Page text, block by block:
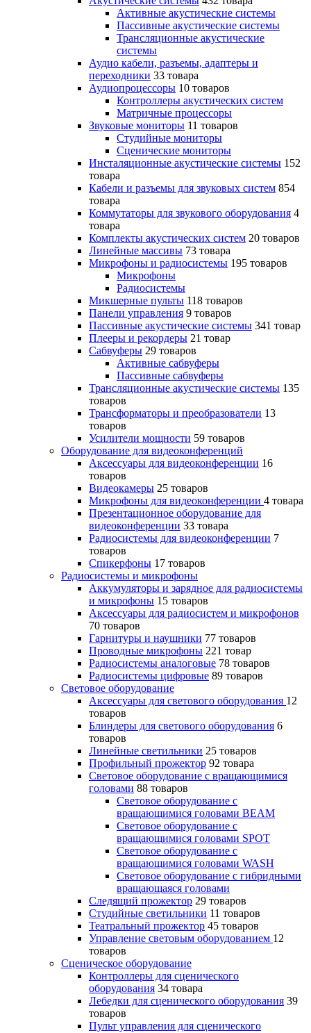
Активные акустические системы
Пассивные акустические системы
Трансляционные акустические
системы
Аудио кабели, разъемы, адаптеры и
переходники 33 товара
Аудиопроцессоры 10 товаров
Контроллеры акустических систем
Матричные процессоры
Звуковые мониторы 11 товаров
Студийные мониторы
Сценические мониторы
Инсталяционные акустические системы 152
товара
Кабели и разъемы для звуковых систем 854
товара
Коммутаторы для звукового оборудования 4
товара
Комплекты акустических систем 20 товаров
Линейные массивы 73 товара
Микрофоны и радиосистемы 195 товаров
Микрофоны
Радиосистемы
Микшерные пульты 118 товаров
Панели управления 9 товаров
Пассивные акустические системы 341 товар
Плееры и рекордеры 21 товар
Сабвуферы 29 товаров
Активные сабвуферы
Пассивные сабвуферы
Трансляционные акустические системы 135
товаров
Трансформаторы и преобразователи 13
товаров
Усилители мощности 59 товаров
Оборудование для видеоконференций
Аксессуары для видеоконференции 16
товаров
Видеокамеры 25 товаров
Микрофоны для видеоконференции 4 товара
Презентационное оборудование для
видеоконференции 33 товара
Радиосистемы для видеоконференции 7
товаров
Спикерфоны 17 товаров
Радиосистемы и микрофоны
Аккумуляторы и зарядное для радиосистемы
и микрофоны 15 товаров
Аксессуары для радиосистем и микрофонов
70 товаров
Гарнитуры и наушники 77 товаров
Проводные микрофоны 221 товар
Радиосистемы аналоговые 78 товаров
Радиосистемы цифровые 89 товаров
Световое оборудование
Аксессуары для светового оборудования 12
товаров
Блиндеры для светового оборудования 6
товаров
Линейные светильники 25 товаров
Профильный прожектор 92 товара
Световое оборудование с вращающимися
головами 88 товаров
Световое оборудование с
вращающимися головами BEAM
Световое оборудование с
вращающимися головами SPOT
Световое оборудование с
вращающимися головами WASH
Световое оборудование с гибридными
вращающаяся головами
Следящий прожектор 29 товаров
Студийные светильники 11 товаров
Театральный прожектор 45 товаров
Управление световым оборудованием 12
товаров
Сценическое оборудование
Контроллеры для сценического
оборудования 34 товара
Лебедки для сценического оборудования 39
товаров
Пульт управления для сценического